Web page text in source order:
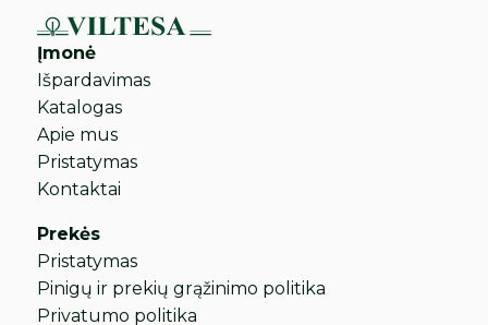
Įmonė
Išpardavimas
Katalogas
Apie mus
Pristatymas
Kontaktai
Prekės
Pristatymas
Pinigų ir prekių grąžinimo politika
Privatumo politika